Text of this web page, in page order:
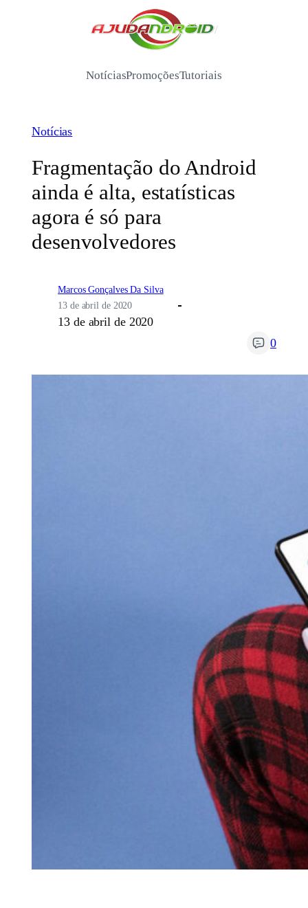
/
NotíciasPromoçõesTutoriais
Notícias
Fragmentação do Android
ainda é alta, estatísticas
agora é só para
desenvolvedores
Marcos Gonçalves Da Silva
13 de abril de 2020
13 de abril de 2020
0